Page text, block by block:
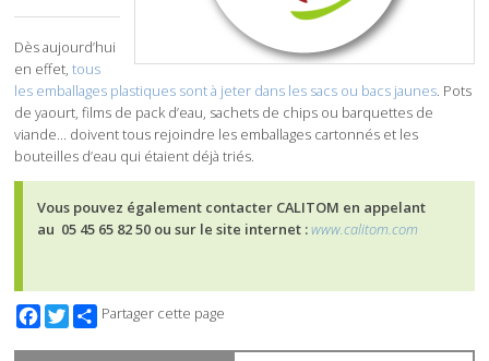
Dès aujourd’hui
en effet, tous
les emballages plastiques sont à jeter dans les sacs ou bacs jaunes. Pots
de yaourt, films de pack d’eau, sachets de chips ou barquettes de
viande… doivent tous rejoindre les emballages cartonnés et les
bouteilles d’eau qui étaient déjà triés.
Vous pouvez également contacter CALITOM en appelant
au 05 45 65 82 50 ou sur le site internet :www.calitom.com
FacebookTwitterPartager cette page